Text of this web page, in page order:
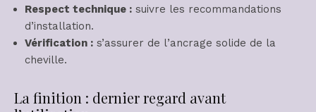
Respect technique : suivre les recommandations
d’installation.
Vérification : s’assurer de l’ancrage solide de la
cheville.
La finition : dernier regard avant